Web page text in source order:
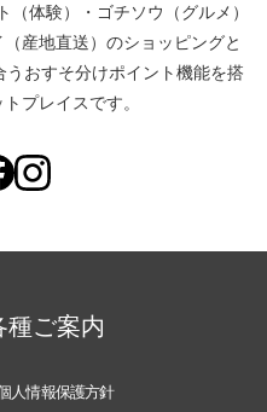
（体験） ・ ゴチソウ（グルメ）
産地直送） のショッピングと
う おすそ分けポイント機能を搭
プレイスです。
種ご案内
人情報保護方針